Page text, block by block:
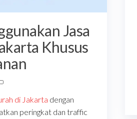
Jasa
Khusus
di Jakarta dengan
peringkat dan traffic